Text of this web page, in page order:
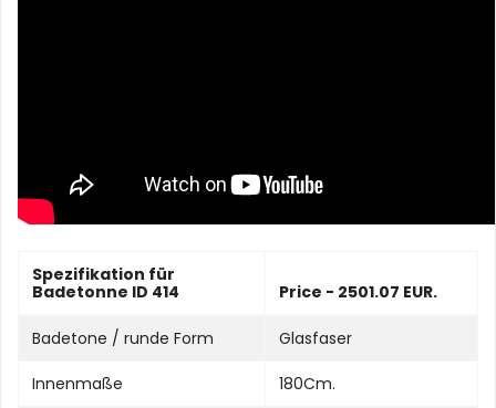
Spezifikation für
Badetonne ID 414
Price - 2501.07 EUR.
Badetone / runde Form Glasfaser
Innenmaße 180Cm.